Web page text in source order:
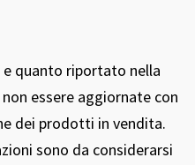
quanto riportato nella
essere aggiornate con
dei prodotti in vendita.
sono da considerarsi